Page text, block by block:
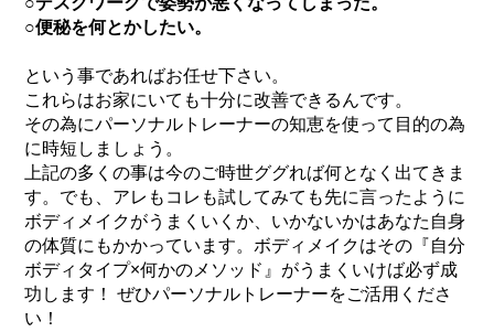
○便秘を何とかしたい。
という事であればお任せ下さい。
これらはお家にいても十分に改善できるんです。
その為にパーソナルトレーナーの知恵を使って目的の為
に時短しましょう。
上記の多くの事は今のご時世ググれば何となく出てきま
す。でも、アレもコレも試してみても先に言ったように
ボディメイクがうまくいくか、いかないかはあなた自身
の体質にもかかっています。ボディメイクはその『自分
ボディタイプ×何かのメソッド』がうまくいけば必ず成
功します！ ぜひパーソナルトレーナーをご活用くださ
い！